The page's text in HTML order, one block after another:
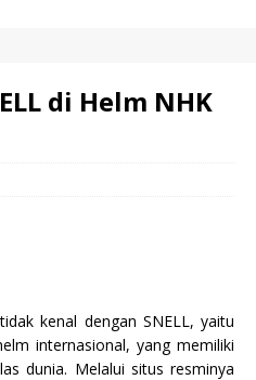
di Helm NHK
kenal dengan SNELL, yaitu
internasional, yang memiliki
dunia. Melalui situs resminya